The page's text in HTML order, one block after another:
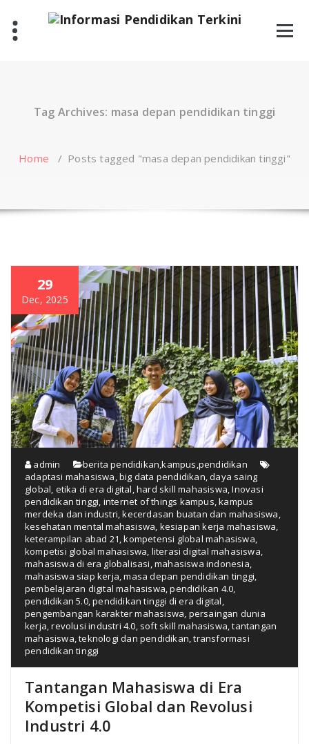
content
Tag Archives: masa depan pendidikan tinggi
Home / Posts tagged "masa depan pendidikan tinggi"
29
Dec, 2025
admin berita pendidikan,kampus,pendidikan
adaptasi mahasiswa,big data pendidikan,daya saing
global, etika di era digital,hard skill mahasiswa,Inovasi
pendidikan tinggi, internet of things kampus,kampus
merdeka dan industri,kecerdasan buatan dan mahasiswa,
kesehatan mental mahasiswa, kesiapan kerja mahasiswa,
keterampilan abad 21,kompetensi global mahasiswa,
kompetisi global mahasiswa, literasi digital mahasiswa,
mahasiswa di era globalisasi,mahasiswa indonesia,
mahasiswa siap kerja,masa depan pendidikan tinggi,
pembelajaran digital mahasiswa,pendidikan 4.0,
pendidikan 5.0,pendidikan tinggi di era digital,
pengembangan karakter mahasiswa, persaingan dunia
kerja,revolusi industri 4.0, soft skill mahasiswa,tantangan
mahasiswa,teknologi dan pendidikan,transformasi
pendidikan tinggi
Tantangan Mahasiswa di Era
Kompetisi Global dan Revolusi
Industri 4.0